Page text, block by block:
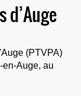
d’Auge
(PTVPA)
Auge, au